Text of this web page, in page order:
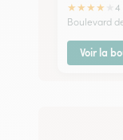
★★★★
4
Boulevard
Voir la